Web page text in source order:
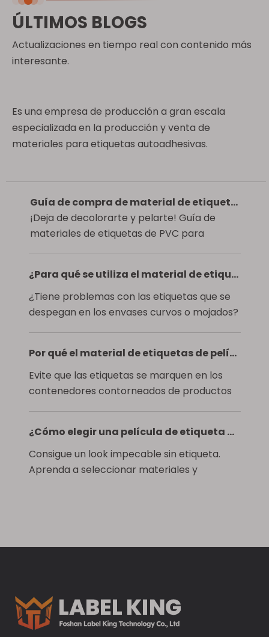
ÚLTIMOS BLOGS
Actualizaciones en tiempo real con contenido más
interesante.
Es una empresa de producción a gran escala
especializada en la producción y venta de
materiales para etiquetas autoadhesivas.
Guía de compra de material de etiquetas de película de PVC para publicidad exterior y etiquetas minoristas
¡Deja de decolorarte y pelarte! Guía de
materiales de etiquetas de PVC para
¿Para qué se utiliza el material de etiquetas de película de PVC en el embalaje de productos?
¿Tiene problemas con las etiquetas que se
despegan en los envases curvos o mojados?
humedad y ahorro de costos. Aprenda a
especificarlo correctamente.
Por qué el material de etiquetas de película de PVC es adecuado para botellas curvas y envases químicos diarios
Evite que las etiquetas se marquen en los
contenedores contorneados de productos
productos químicos, garantizan la adhesión
y mantienen la integridad de la marca.
¿Cómo elegir una película de etiqueta autoadhesiva transparente para envases de bebidas?
Consigue un look impecable sin etiqueta.
Aprenda a seleccionar materiales y